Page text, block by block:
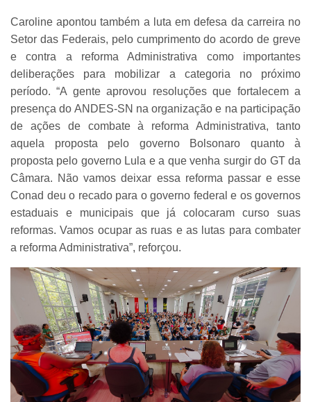
Caroline apontou também a luta em defesa da carreira no
Setor das Federais, pelo cumprimento do acordo de greve
e contra a reforma Administrativa como importantes
deliberações para mobilizar a categoria no próximo
período. “A gente aprovou resoluções que fortalecem a
presença do ANDES-SN na organização e na participação
de ações de combate à reforma Administrativa, tanto
aquela proposta pelo governo Bolsonaro quanto à
proposta pelo governo Lula e a que venha surgir do GT da
Câmara. Não vamos deixar essa reforma passar e esse
Conad deu o recado para o governo federal e os governos
estaduais e municipais que já colocaram curso suas
reformas. Vamos ocupar as ruas e as lutas para combater
a reforma Administrativa”, reforçou.